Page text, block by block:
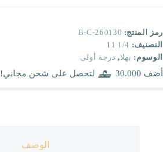
رمز المنتج: B-C-260130
التصنيف: 1/4 11
الوسوم: بهلا, درجة أولى
أضف 30.000 لتحصل على شحن مجاني!
الوصف